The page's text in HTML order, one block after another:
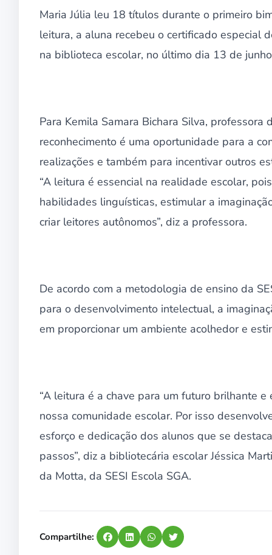
Maria Júlia leu 18 títulos durante o primeiro
leitura, a aluna recebeu o certificado especial
na biblioteca escolar, no último dia 13 de
Para Kemila Samara Bichara Silva,
reconhecimento é uma oportunidade para a
realizações e também para incentivar outros
“A leitura é essencial na realidade escolar,
habilidades linguísticas, estimular a
criar leitores autônomos”, diz a professora.
De acordo com a metodologia de ensino da
para o desenvolvimento intelectual, a
em proporcionar um ambiente acolhedor e
“A leitura é a chave para um futuro brilhante
nossa comunidade escolar. Por isso
esforço e dedicação dos alunos que se
passos”, diz a bibliotecária escolar Jéssica
da Motta, da SESI Escola SGA.
Compartilhe: